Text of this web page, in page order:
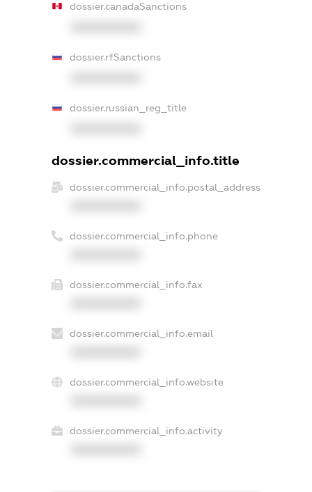
dossier.canadaSanctions
dossier.rfSanctions
dossier.russian_reg_title
dossier.commercial_info.title
dossier.commercial_info.postal_address
dossier.commercial_info.phone
dossier.commercial_info.fax
dossier.commercial_info.email
dossier.commercial_info.website
dossier.commercial_info.activity